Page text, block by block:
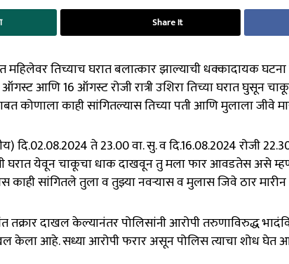
Share It
महिलेवर तिच्याच घरात बलात्कार झाल्याची धक्कादायक
आणि 16 ऑगस्ट रोजी रात्री उशिरा तिच्या घरात घुसून
कोणाला काही सांगितल्यास तिच्या पती आणि मुलाला जीवे
दि.02.08.2024 ते 23.00 वा. सु. व दि.16.08.2024 रोजी
घरात येवून चाकूचा धाक दाखवून तु मला फार आवडतेस असे
काही सांगितले तुला व तुझ्या नवऱ्यास व मुलास जिवे ठार
तक्रार दाखल केल्यानंतर पोलिसांनी आरोपी तरुणाविरुद्ध
केला आहे. सध्या आरोपी फरार असून पोलिस त्याचा शोध घेत